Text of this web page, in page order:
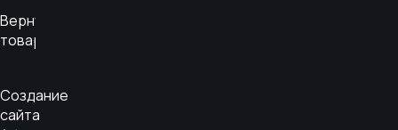
Вернуть
товар
Создание
сайта